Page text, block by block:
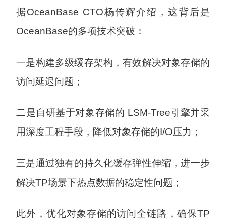
据OceanBase CTO杨传辉介绍，这背后是
OceanBase的多项技术突破：
一是构建多级缓存架构，有效解决对象存储的
访问延迟问题；
二是自研基于对象存储的 LSM-Tree引擎并采
用深度工程手段，降低对象存储的I/O压力；
三是通过独有的持久化缓存弹性伸缩，进一步
解决TP场景下热点数据的稳定性问题；
此外，优化对象存储的访问全链路，确保TP